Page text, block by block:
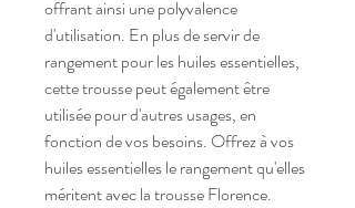
offrant ainsi une polyvalence
d'utilisation. En plus de servir de
rangement pour les huiles essentielles,
cette trousse peut également être
utilisée pour d'autres usages, en
fonction de vos besoins. Offrez à vos
huiles essentielles le rangement qu'elles
méritent avec la trousse Florence.